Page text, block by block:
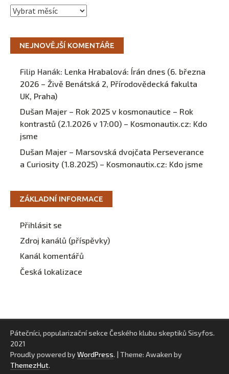
Archivy
NEJNOVĚJŠÍ KOMENTÁŘE
Filip Hanák: Lenka Hrabalová: Írán dnes (6. března
2026 – Živě Benátská 2, Přírodovědecká fakulta
UK, Praha)
Dušan Majer – Rok 2025 v kosmonautice – Rok
kontrastů (2.1.2026 v 17:00) – Kosmonautix.cz: Kdo
jsme
Dušan Majer – Marsovská dvojčata Perseverance
a Curiosity (1.8.2025) – Kosmonautix.cz: Kdo jsme
ZÁKLADNÍ INFORMACE
Přihlásit se
Zdroj kanálů (příspěvky)
Kanál komentářů
Česká lokalizace
Pátečníci, popularizační sekce Českého klubu skeptiků Sisyfos.
2021
Proudly powered by WordPress. | Theme: Awaken by
ThemezHut.